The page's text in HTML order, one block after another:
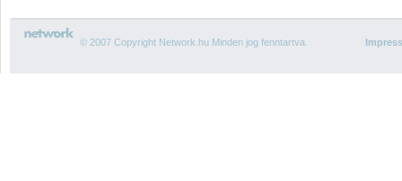
© 2007 Copyright Network.hu Minden jog fenntartva.